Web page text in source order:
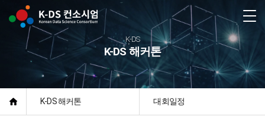
본문 바로가기
회원가입
K-DS
K-DS 해커톤
K-DS 해커톤 대회일정